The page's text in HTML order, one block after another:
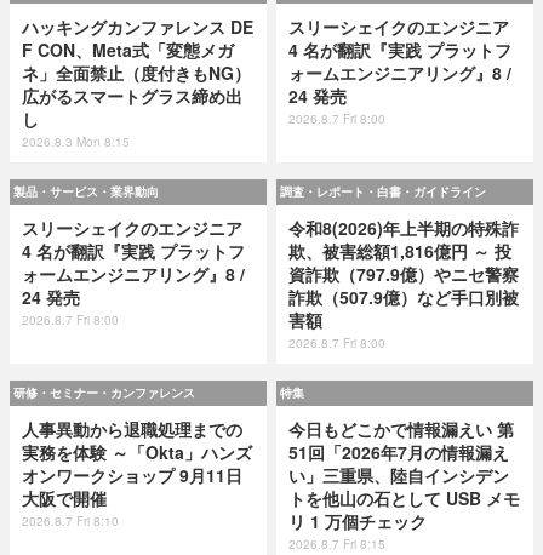
ハッキングカンファレンス DE
F CON、Meta式「変態メガ
ネ」全面禁止（度付きもNG）
広がるスマートグラス締め出
し
2026.8.3 Mon 8:15
スリーシェイクのエンジニア
4 名が翻訳『実践 プラットフ
ォームエンジニアリング』8 /
24 発売
2026.8.7 Fri 8:00
製品・サービス・業界動向
スリーシェイクのエンジニア
4 名が翻訳『実践 プラットフ
ォームエンジニアリング』8 /
24 発売
2026.8.7 Fri 8:00
調査・レポート・白書・ガイドライン
令和8(2026)年上半期の特殊詐
欺、被害総額1,816億円 ～ 投
資詐欺（797.9億）やニセ警察
詐欺（507.9億）など手口別被
害額
2026.8.7 Fri 8:00
研修・セミナー・カンファレンス
人事異動から退職処理までの
実務を体験 ～「Okta」ハンズ
オンワークショップ 9月11日
大阪で開催
2026.8.7 Fri 8:10
特集
今日もどこかで情報漏えい 第
51回「2026年7月の情報漏え
い」三重県、陸自インシデン
トを他山の石として USB メモ
リ 1 万個チェック
2026.8.7 Fri 8:15